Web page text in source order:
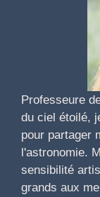
Professeure
du ciel étoilé,
pour partager
l'astronomie.
sensibilité
grands aux